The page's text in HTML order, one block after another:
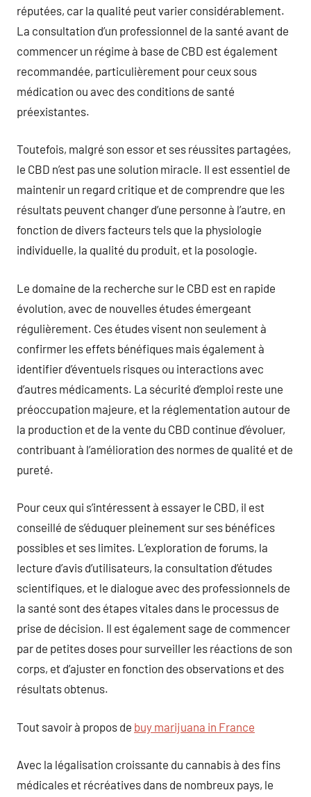
réputées, car la qualité peut varier considérablement.
La consultation d’un professionnel de la santé avant de
commencer un régime à base de CBD est également
recommandée, particulièrement pour ceux sous
médication ou avec des conditions de santé
préexistantes.
Toutefois, malgré son essor et ses réussites partagées,
le CBD n’est pas une solution miracle. Il est essentiel de
maintenir un regard critique et de comprendre que les
résultats peuvent changer d’une personne à l’autre, en
fonction de divers facteurs tels que la physiologie
individuelle, la qualité du produit, et la posologie.
Le domaine de la recherche sur le CBD est en rapide
évolution, avec de nouvelles études émergeant
régulièrement. Ces études visent non seulement à
confirmer les effets bénéfiques mais également à
identifier d’éventuels risques ou interactions avec
d’autres médicaments. La sécurité d’emploi reste une
préoccupation majeure, et la réglementation autour de
la production et de la vente du CBD continue d’évoluer,
contribuant à l’amélioration des normes de qualité et de
pureté.
Pour ceux qui s’intéressent à essayer le CBD, il est
conseillé de s’éduquer pleinement sur ses bénéfices
possibles et ses limites. L’exploration de forums, la
lecture d’avis d’utilisateurs, la consultation d’études
scientifiques, et le dialogue avec des professionnels de
la santé sont des étapes vitales dans le processus de
prise de décision. Il est également sage de commencer
par de petites doses pour surveiller les réactions de son
corps, et d’ajuster en fonction des observations et des
résultats obtenus.
Tout savoir à propos de buy marijuana in France
Avec la légalisation croissante du cannabis à des fins
médicales et récréatives dans de nombreux pays, le